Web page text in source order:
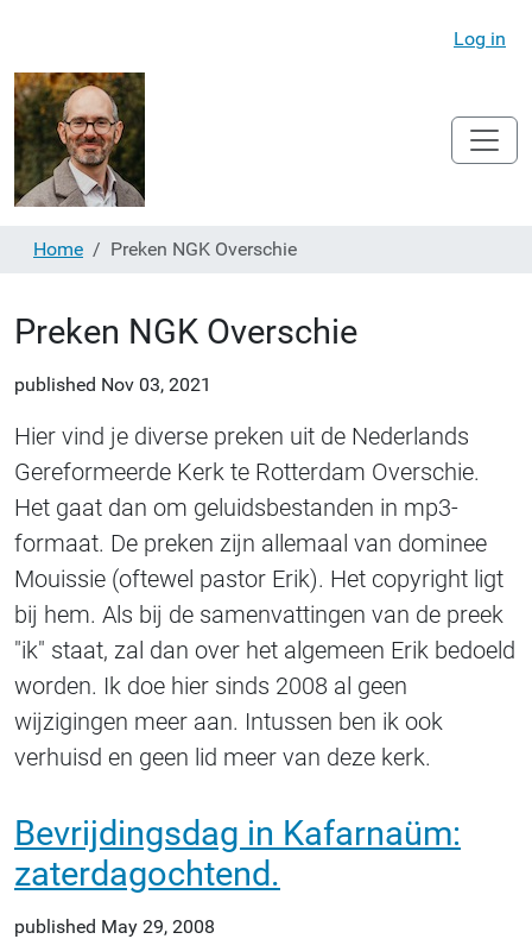
Log in
Home Preken NGK Overschie
Preken NGK Overschie
published Nov 03, 2021
Hier vind je diverse preken uit de Nederlands
Gereformeerde Kerk te Rotterdam Overschie.
Het gaat dan om geluidsbestanden in mp3-
formaat. De preken zijn allemaal van dominee
Mouissie (oftewel pastor Erik). Het copyright ligt
bij hem. Als bij de samenvattingen van de preek
"ik" staat, zal dan over het algemeen Erik bedoeld
worden. Ik doe hier sinds 2008 al geen
wijzigingen meer aan. Intussen ben ik ook
verhuisd en geen lid meer van deze kerk.
Bevrijdingsdag in Kafarnaüm:
zaterdagochtend.
published May 29, 2008